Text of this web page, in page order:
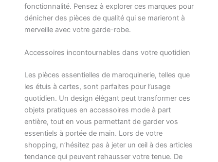
fonctionnalité. Pensez à explorer ces marques pour
dénicher des pièces de qualité qui se marieront à
merveille avec votre garde-robe.
Accessoires incontournables dans votre quotidien
Les pièces essentielles de maroquinerie, telles que
les étuis à cartes, sont parfaites pour l’usage
quotidien. Un design élégant peut transformer ces
objets pratiques en accessoires mode à part
entière, tout en vous permettant de garder vos
essentiels à portée de main. Lors de votre
shopping, n’hésitez pas à jeter un œil à des articles
tendance qui peuvent rehausser votre tenue. De